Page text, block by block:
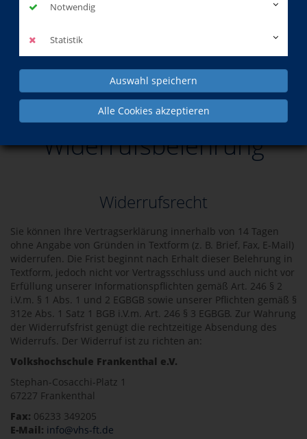
Notwendig
Statistik
Auswahl speichern
Alle Cookies akzeptieren
Widerrufsbelehrung
Widerrufsbelehrung
Widerrufsrecht
Sie können Ihre Vertragserklärung innerhalb von 14 Tagen
ohne Angabe von Gründen in Textform (z. B. Brief, Fax, E-Mail)
widerrufen. Die Frist beginnt nach Erhalt dieser Belehrung in
Textform, jedoch nicht vor Vertragsschluss und auch nicht vor
Erfüllung unserer Informationspflichten gemäß Art. 246 § 2
i.V.m. § 1 Abs. 1 und 2 EGBGB sowie unserer Pflichten gemäß §
312e Abs. 1 Satz 1 BGB i.V.m. Art. 246 § 3 EGBGB. Zur Wahrung
der Widerrufsfrist genügt die rechtzeitige Absendung des
Widerrufs. Der Widerruf ist zu richten an:
Volkshochschule Frankenthal e.V.
Stephan-Cosacchi-Platz 1
67227 Frankenthal
Fax: 06233 349205
E-Mail: info@vhs-ft.de